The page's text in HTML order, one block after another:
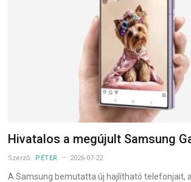
Hivatalos a megújult Samsung
Szerző: PÉTER 2026-07-22
A Samsung bemutatta új hajlítható telefonjait,